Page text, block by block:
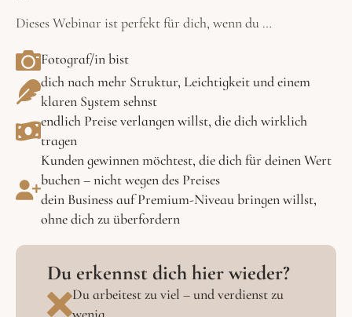
Dieses Webinar ist perfekt für dich, wenn du …
Fotograf/in bist
dich nach mehr Struktur, Leichtigkeit und einem
klaren System sehnst
endlich Preise verlangen willst, die dich wirklich
tragen
Kunden gewinnen möchtest, die dich für deinen Wert
buchen – nicht wegen des Preises
dein Business auf Premium-Niveau bringen willst,
ohne dich zu überfordern
Du erkennst dich hier wieder?
Du arbeitest zu viel – und verdienst zu